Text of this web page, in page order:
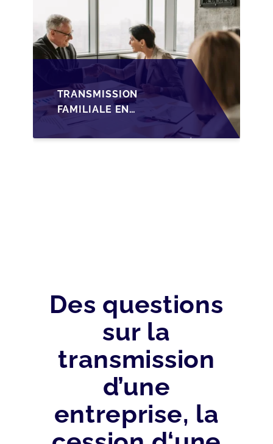
TRANSMISSION
FAMILIALE EN
WALLONIE :
NOUVELLES
Des questions
sur la
transmission
d’une
entreprise, la